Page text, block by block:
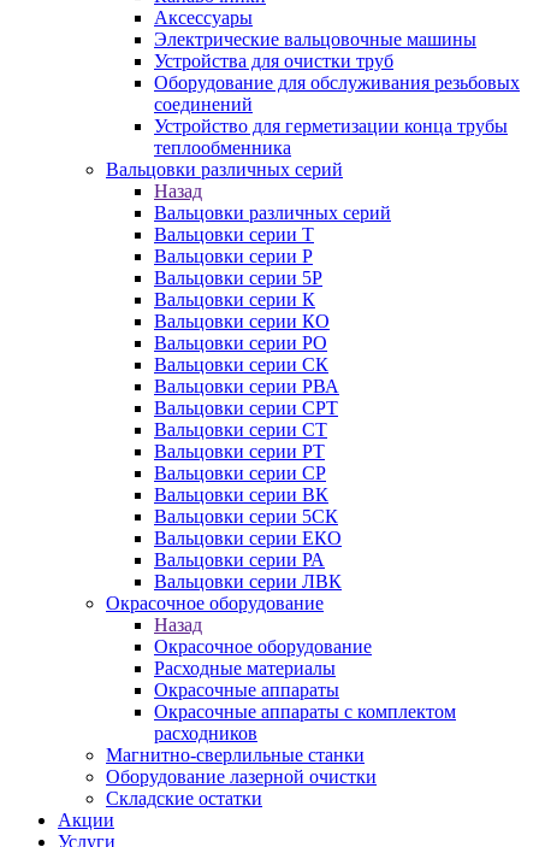
Аксессуары
Электрические вальцовочные машины
Устройства для очистки труб
Оборудование для обслуживания резьбовых
соединений
Устройство для герметизации конца трубы
теплообменника
Вальцовки различных серий
Назад
Вальцовки различных серий
Вальцовки серии Т
Вальцовки серии Р
Вальцовки серии 5Р
Вальцовки серии К
Вальцовки серии КО
Вальцовки серии РО
Вальцовки серии СК
Вальцовки серии РВА
Вальцовки серии СРТ
Вальцовки серии СТ
Вальцовки серии РТ
Вальцовки серии СР
Вальцовки серии ВК
Вальцовки серии 5СК
Вальцовки серии ЕКО
Вальцовки серии РА
Вальцовки серии ЛВК
Окрасочное оборудование
Назад
Окрасочное оборудование
Расходные материалы
Окрасочные аппараты
Окрасочные аппараты с комплектом
расходников
Магнитно-сверлильные станки
Оборудование лазерной очистки
Складские остатки
Акции
Услуги